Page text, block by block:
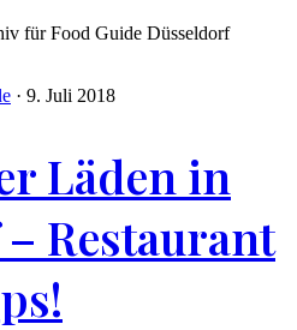
für Food Guide Düsseldorf
· 9. Juli 2018
Läden in
Restaurant